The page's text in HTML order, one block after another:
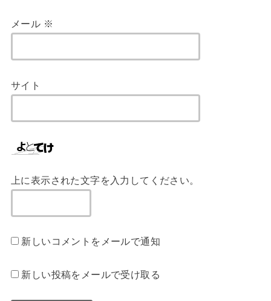
メール ※
サイト
上に表示された文字を入力してください。
新しいコメントをメールで通知
新しい投稿をメールで受け取る